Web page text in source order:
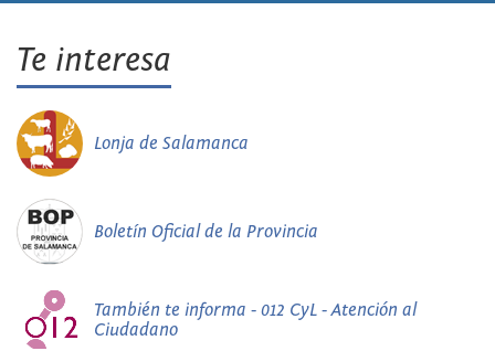
Te interesa
Lonja de Salamanca
Boletín Oficial de la Provincia
También te informa - 012 CyL - Atención al
Ciudadano